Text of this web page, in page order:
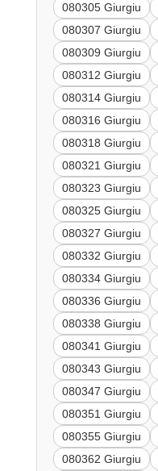
080305 Giurgiu
080307 Giurgiu
080309 Giurgiu
080312 Giurgiu
080314 Giurgiu
080316 Giurgiu
080318 Giurgiu
080321 Giurgiu
080323 Giurgiu
080325 Giurgiu
080327 Giurgiu
080332 Giurgiu
080334 Giurgiu
080336 Giurgiu
080338 Giurgiu
080341 Giurgiu
080343 Giurgiu
080347 Giurgiu
080351 Giurgiu
080355 Giurgiu
080362 Giurgiu